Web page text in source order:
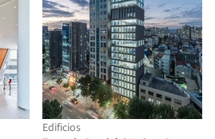
Edificios